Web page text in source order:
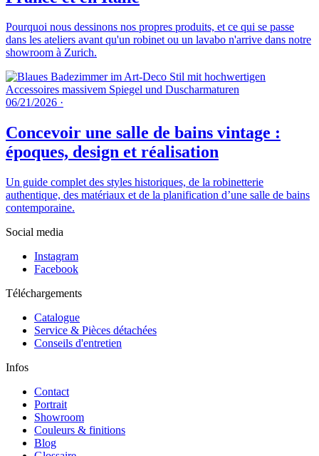
Pourquoi nous dessinons nos propres produits, et ce qui se passe
dans les ateliers avant qu'un robinet ou un lavabo n'arrive dans notre
showroom à Zurich.
06/21/2026 ·
Concevoir une salle de bains vintage :
époques, design et réalisation
Un guide complet des styles historiques, de la robinetterie
authentique, des matériaux et de la planification d’une salle de bains
contemporaine.
Social media
Instagram
Facebook
Téléchargements
Catalogue
Service & Pièces détachées
Conseils d'entretien
Infos
Contact
Portrait
Showroom
Couleurs & finitions
Blog